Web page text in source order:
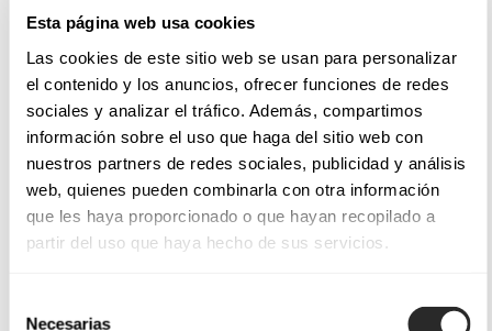
Esta página web usa cookies
Las cookies de este sitio web se usan para personalizar
el contenido y los anuncios, ofrecer funciones de redes
sociales y analizar el tráfico. Además, compartimos
información sobre el uso que haga del sitio web con
nuestros partners de redes sociales, publicidad y análisis
web, quienes pueden combinarla con otra información
que les haya proporcionado o que hayan recopilado a
partir del uso que haya hecho de sus servicios.
Necesarias
diseño se actualiza cada temporada, reflejando tendencias y
conservando la esencia romántica que nos define.
Nuestros vestidos de estilo princesa
Nuestros vestidos de novia de corte princesa se distinguen
por faldas con volumen que marcan la cintura y generan una
silueta llena de encanto. Este estilo resalta tu figura en
impecable. El resultado es una propuesta sofisticada que te